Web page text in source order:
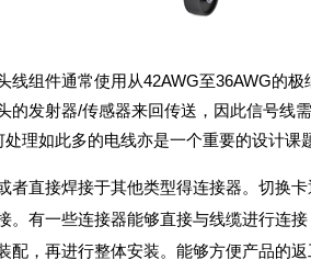
组件通常使用从42AWG至36AWG的
发射器/传感器来回传送，因此信号线
理如此多的电线亦是一个重要的设计课
直接焊接于其他类型得连接器。切换
有一些连接器能够直接与线缆进行连
，再进行整体安装。能够方便产品的